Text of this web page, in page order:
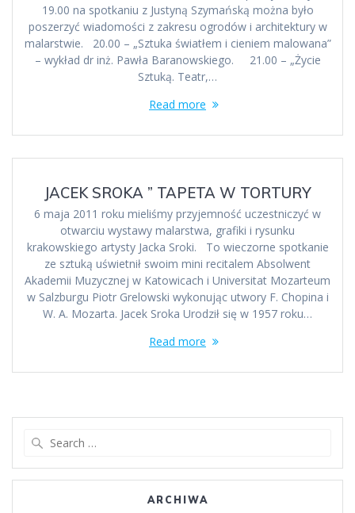
19.00 na spotkaniu z Justyną Szymańską można było
poszerzyć wiadomości z zakresu ogrodów i architektury w
malarstwie. 20.00 – „Sztuka światłem i cieniem malowana”
– wykład dr inż. Pawła Baranowskiego. 21.00 – „Życie
Sztuką. Teatr,…
Read more
JACEK SROKA ” TAPETA W TORTURY
6 maja 2011 roku mieliśmy przyjemność uczestniczyć w
otwarciu wystawy malarstwa, grafiki i rysunku
krakowskiego artysty Jacka Sroki. To wieczorne spotkanie
ze sztuką uświetnił swoim mini recitalem Absolwent
Akademii Muzycznej w Katowicach i Universitat Mozarteum
w Salzburgu Piotr Grelowski wykonując utwory F. Chopina i
W. A. Mozarta. Jacek Sroka Urodził się w 1957 roku…
Read more
ARCHIWA